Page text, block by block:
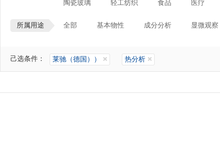
陶瓷玻璃
轻工纺织 食品 医疗
所属用途 全部 基本物性 成分分析 显微观察
己选条件： 莱驰（德国）） 热分析